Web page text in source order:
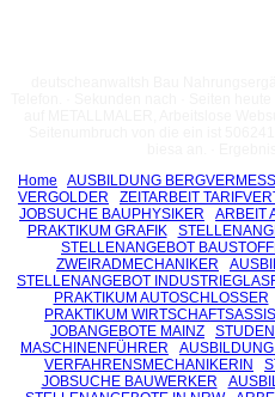
Home
AUSBILDUNG
VERGOLDER
ZEITARBEIT
JOBSUCHE BAUPHYSIKER
ARBEIT
PRAKTIKUM GRAFIK
STELLENANGEBOT
ZWEIRADMECHANIKER
STELLENANGEBOT
PRAKTIKUM AUTOSCHLOSSER
PRAKTIKUM
JOBANGEBOTE MAINZ
MASCHINENFÜHRER
VERFAHRENSMECHANIKERIN
JOBSUCHE BAUWERKER